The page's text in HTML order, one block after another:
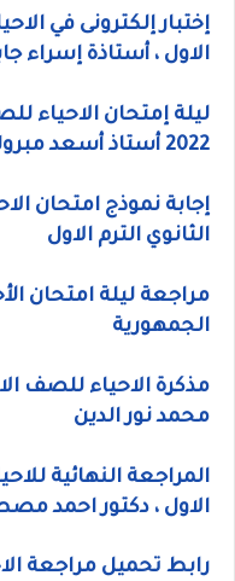
إختبار إلكترونى في
الاول ، أستاذة إسراء
ليلة إمتحان الاحياء
2022 أستاذ أسعد مبروك
إجابة نموذج امتحان
الثانوي الترم الاول
مراجعة ليلة امتحان
الجمهورية
مذكرة الاحياء للصف
محمد نور الدين
المراجعة النهائية
الاول ، دكتور احمد
رابط تحميل مراجعة